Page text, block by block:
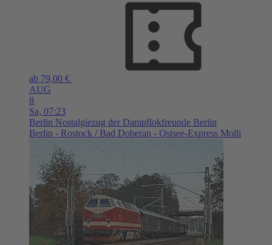
ab 79,00 €
AUG
8
Sa, 07:23
Berlin Nostalgiezug der Dampflokfreunde Berlin
Berlin - Rostock / Bad Doberan - Ostsee-Express Molli